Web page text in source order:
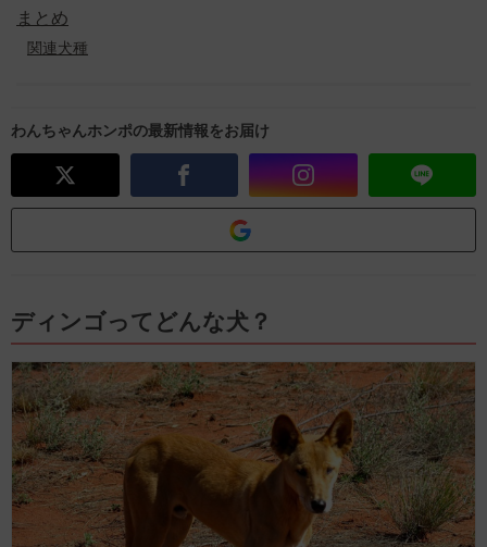
まとめ
関連犬種
わんちゃんホンポの最新情報をお届け
ディンゴってどんな犬？